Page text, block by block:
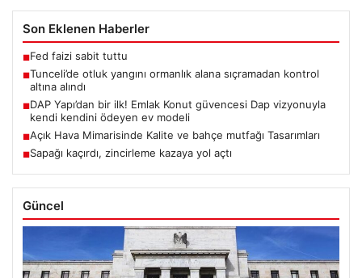
Son Eklenen Haberler
■Fed faizi sabit tuttu
■Tunceli’de otluk yangını ormanlık alana sıçramadan kontrol
altına alındı
■DAP Yapı’dan bir ilk! Emlak Konut güvencesi Dap vizyonuyla
kendi kendini ödeyen ev modeli
■Açık Hava Mimarisinde Kalite ve bahçe mutfağı Tasarımları
■Sapağı kaçırdı, zincirleme kazaya yol açtı
Güncel